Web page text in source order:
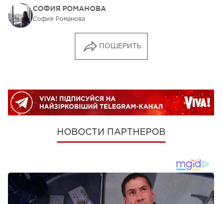
СОФИЯ РОМАНОВА
София Романова
ПОШЕРИТЬ
НОВОСТИ ПАРТНЕРОВ